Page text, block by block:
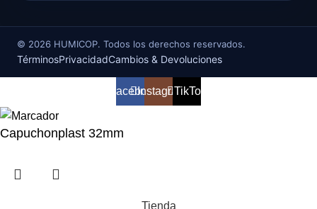
© 2026 HUMICOP. Todos los derechos reservados.
TérminosPrivacidadCambios & Devoluciones
FacebookInstagramTikTok
Capuchonplast 32mm
Tienda